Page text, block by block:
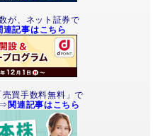
が、ネット証券で
連記事はこちら
買手数料無料」で
関連記事はこちら